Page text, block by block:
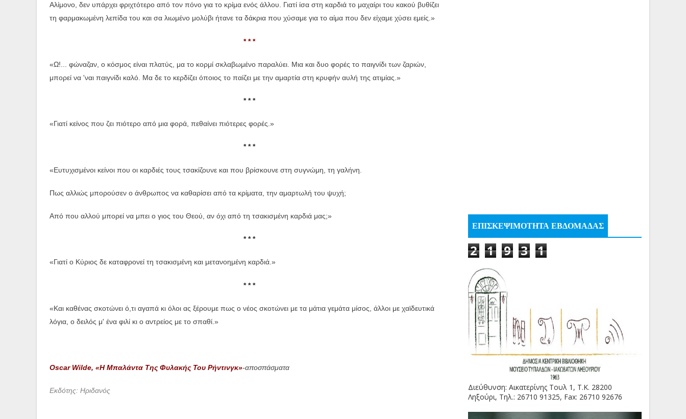
Αλίμονο, δεν υπάρχει φριχτότερο από τον πόνο για το κρίμα ενός άλλου. Γιατί ίσα στη καρδιά το μαχαίρι του κακού βυθίζει
τη φαρμακωμένη λεπίδα του και σα λιωμένο μολύβι ήτανε τα δάκρια που χύσαμε για το αίμα που δεν είχαμε χύσει εμείς.»
* * *
«Ω!... φώναζαν, ο κόσμος είναι πλατύς, μα το κορμί σκλαβωμένο παραλύει. Μια και δυο φορές το παιγνίδι των ζαριών,
μπορεί να 'ναι παιγνίδι καλό. Μα δε το κερδίζει όποιος το παίζει με την αμαρτία στη κρυφήν αυλή της ατιμίας.»
* * *
«Γιατί κείνος που ζει πιότερο από μια φορά, πεθαίνει πιότερες φορές.»
* * *
«Ευτυχισμένοι κείνοι που οι καρδιές τους τσακίζουνε και που βρίσκουνε στη συγνώμη, τη γαλήνη.
Πως αλλιώς μπορούσεν ο άνθρωπος να καθαρίσει από τα κρίματα, την αμαρτωλή του ψυχή;
Από που αλλού μπορεί να μπει ο γιος του Θεού, αν όχι από τη τσακισμένη καρδιά μας;»
* * *
«Γιατί ο Κύριος δε καταφρονεί τη τσακισμένη και μετανοημένη καρδιά.»
* * *
«Και καθένας σκοτώνει ό,τι αγαπά κι όλοι ας ξέρουμε πως ο νέος σκοτώνει με τα μάτια γεμάτα μίσος, άλλοι με χαϊδευτικά
λόγια, ο δειλός μ' ένα φιλί κι ο αντρείος με το σπαθί.»
Oscar Wilde, «Η Μπαλάντα Της Φυλακής Του Ρήντινγκ»-αποσπάσματα
Εκδότης: Ηριδανός
ΕΠΙΣΚΕΨΙΜΟΤΗΤΑ ΕΒΔΟΜΑΔΑΣ
2 1 9 3 1
Διεύθυνση: Αικατερίνης Τουλ 1, Τ.Κ. 28200
Ληξούρι, Τηλ.: 26710 91325, Fax: 26710 92676